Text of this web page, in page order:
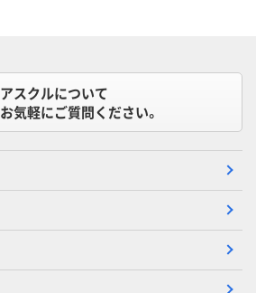
アスクルについて
お気軽にご質問ください。